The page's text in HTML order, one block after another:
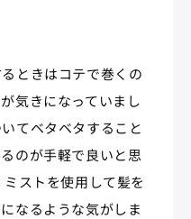
ときはコテで巻くの
気きになっていまし
てベタベタすること
のが手軽で良いと思
ストを使用して髪を
なるような気がしま